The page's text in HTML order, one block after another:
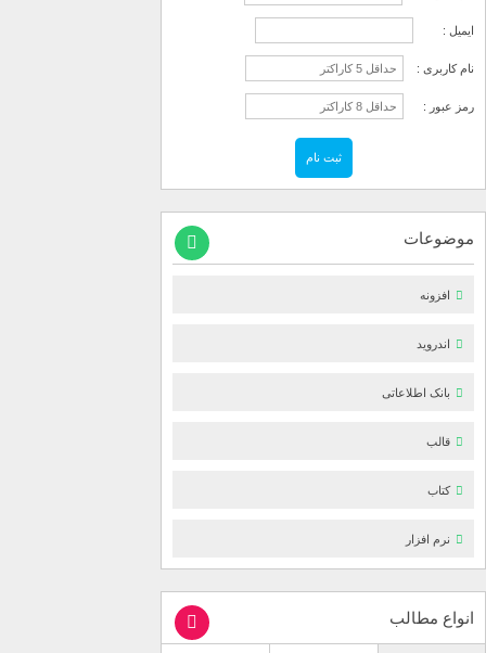
ایمیل :
نام کاربری :
رمز عبور :
موضوعات
افزونه
اندروید
بانک اطلاعاتی
قالب
کتاب
نرم افزار
انواع مطالب